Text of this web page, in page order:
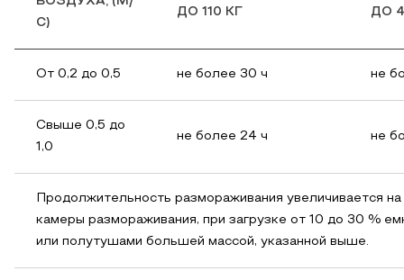
С)
ДО 110 КГ
ДО
От 0,2 до 0,5 не более 30 ч не
Свыше 0,5 до
1,0
не более 24 ч не
Продолжительность размораживания увеличивается
камеры размораживания, при загрузке от 10 до 30 %
или полутушами большей массой, указанной выше.